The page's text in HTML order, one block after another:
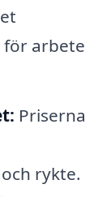
arbete
Priserna
rykte.